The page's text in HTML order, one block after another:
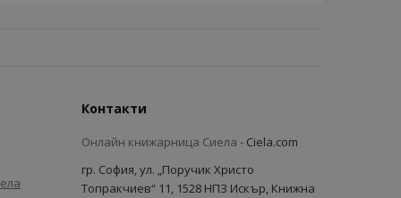
Контакти
Онлайн книжарница Сиела - Ciela.com
гр. София, ул. „Поручик Христо
Топракчиев“ 11, 1528 НПЗ Искър, Книжна